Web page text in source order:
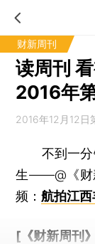
财新周刊
读周刊
2016年
2016年12月12日
不到一分
生——@《财
频：航拍江
[《财新周刊